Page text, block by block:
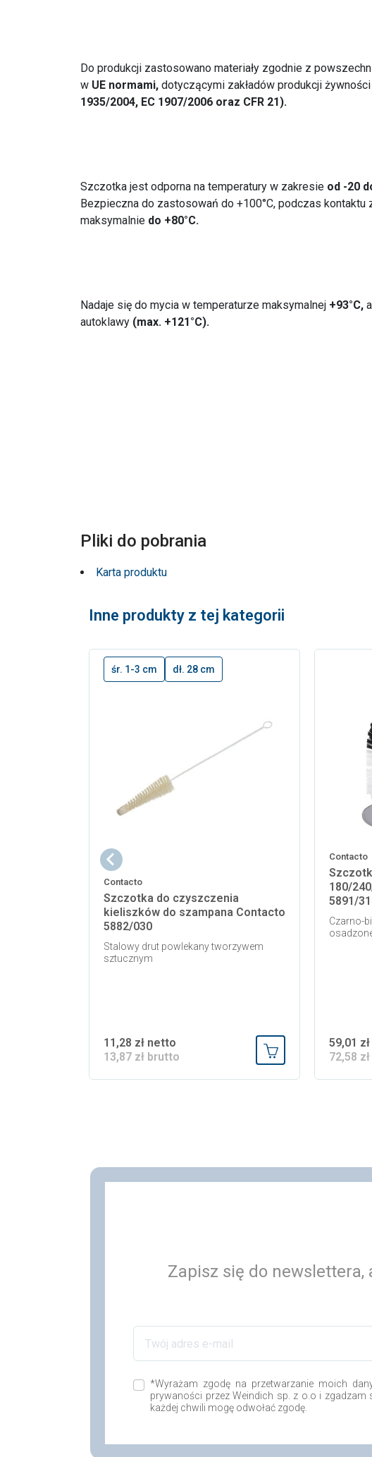
Do produkcji zastosowano materiały zgodnie z
w UE normami, dotyczącymi zakładów produkcji żywności
1935/2004, EC 1907/2006 oraz CFR 21).
Szczotka jest odporna na temperatury w zakresie od -20
Bezpieczna do zastosowań do +100°C, podczas kontaktu
maksymalnie do +80°C.
Nadaje się do mycia w temperaturze maksymalnej +93°C,
autoklawy (max. +121°C).
Pliki do pobrania
Karta produktu
Inne produkty z tej kategorii
śr. 1-3 cm dł. 28 cm
Contacto
Szczotka do czyszczenia
kieliszków do szampana Contacto
5882/030
Stalowy drut powlekany tworzywem
sztucznym
11,28 zł netto
13,87 zł brutto
Contacto
180/
5891/
Czarno-
59,01
72,58
Zapisz się do
*Wyrażam zgodę na przetwarzanie moich
prywaności przez Weindich sp. z o.o i
każdej chwili mogę odwołać zgodę.